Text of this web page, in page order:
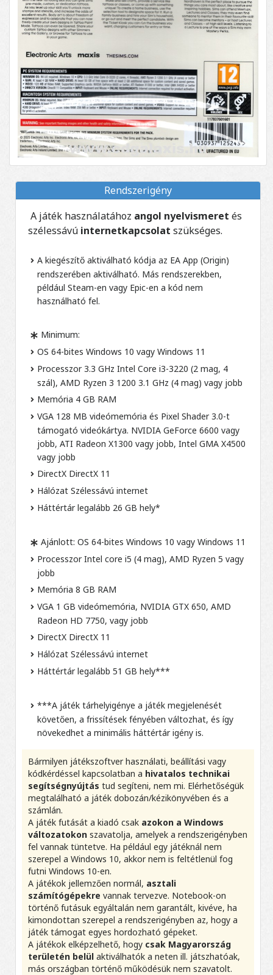
Rendszerigény
A játék használatához angol nyelvismeret és
szélessávú internetkapcsolat szükséges.
A kiegészítő aktiválható kódja az EA App (Origin)
rendszerében aktiválható. Más rendszerekben,
például Steam-en vagy Epic-en a kód nem
használható fel.
Minimum:
OS 64-bites Windows 10 vagy Windows 11
Processzor 3.3 GHz Intel Core i3-3220 (2 mag, 4
szál), AMD Ryzen 3 1200 3.1 GHz (4 mag) vagy jobb
Memória 4 GB RAM
VGA 128 MB videómemória és Pixel Shader 3.0-t
támogató videókártya. NVIDIA GeForce 6600 vagy
jobb, ATI Radeon X1300 vagy jobb, Intel GMA X4500
vagy jobb
DirectX DirectX 11
Hálózat Szélessávú internet
Háttértár legalább 26 GB hely*
Ajánlott: OS 64-bites Windows 10 vagy Windows 11
Processzor Intel core i5 (4 mag), AMD Ryzen 5 vagy
jobb
Memória 8 GB RAM
VGA 1 GB videómemória, NVIDIA GTX 650, AMD
Radeon HD 7750, vagy jobb
DirectX DirectX 11
Hálózat Szélessávú internet
Háttértár legalább 51 GB hely***
***A játék tárhelyigénye a játék megjelenését
követően, a frissítések fényében változhat, és így
növekedhet a minimális háttértár igény is.
Bármilyen játékszoftver használati, beállítási vagy
kódkérdéssel kapcsolatban a hivatalos technikai
segítségnyújtás tud segíteni, nem mi. Elérhetőségük
megtalálható a játék dobozán/kézikönyvében és a
számlán.
A játék futását a kiadó csak azokon a Windows
változatokon szavatolja, amelyek a rendszerigényben
fel vannak tüntetve. Ha például egy játéknál nem
szerepel a Windows 10, akkor nem is feltétlenül fog
futni Windows 10-en.
A játékok jellemzően normál, asztali
számítógépekre vannak tervezve. Notebook-on
történő futásuk egyáltalán nem garantált, kivéve, ha
kimondottan szerepel a rendszerigényben az, hogy a
játék támogat egyes hordozható gépeket.
A játékok elképzelhető, hogy csak Magyarország
területén belül aktiválhatók a neten ill. játszhatóak,
más országban történő működésük nem szavatolt.